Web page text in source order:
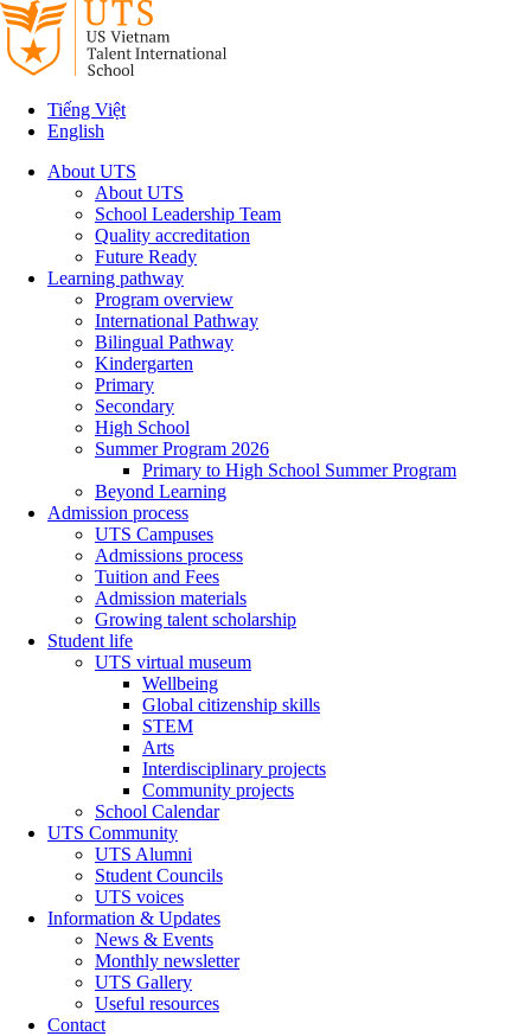
Tiếng Việt
English
About UTS
About UTS
School Leadership Team
Quality accreditation
Future Ready
Learning pathway
Program overview
International Pathway
Bilingual Pathway
Kindergarten
Primary
Secondary
High School
Summer Program 2026
Primary to High School Summer Program
Beyond Learning
Admission process
UTS Campuses
Admissions process
Tuition and Fees
Admission materials
Growing talent scholarship
Student life
UTS virtual museum
Wellbeing
Global citizenship skills
STEM
Arts
Interdisciplinary projects
Community projects
School Calendar
UTS Community
UTS Alumni
Student Councils
UTS voices
Information & Updates
News & Events
Monthly newsletter
UTS Gallery
Useful resources
Contact